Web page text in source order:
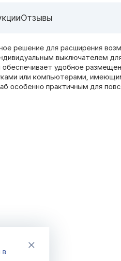
Отзывы
решение для расширения
выключателем
удобное
или компьютерами,
особенно практичным для
в